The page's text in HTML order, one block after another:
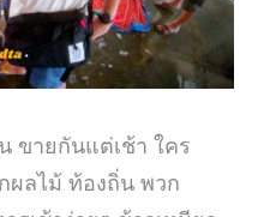
ขายกันแต่เช้า ใคร
ผลไม้ ท้องถิ่น พวก